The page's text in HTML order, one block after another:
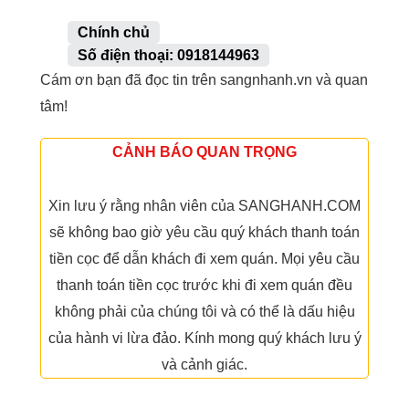
Chính chủ
Số điện thoại: 0918144963
Cám ơn bạn đã đọc tin trên sangnhanh.vn và quan
tâm!
CẢNH BÁO QUAN TRỌNG
Xin lưu ý rằng nhân viên của SANGHANH.COM
sẽ không bao giờ yêu cầu quý khách thanh toán
tiền cọc để dẫn khách đi xem quán. Mọi yêu cầu
thanh toán tiền cọc trước khi đi xem quán đều
không phải của chúng tôi và có thể là dấu hiệu
của hành vi lừa đảo. Kính mong quý khách lưu ý
và cảnh giác.